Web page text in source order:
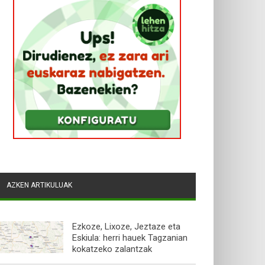
AZKEN ARTIKULUAK
Ezkoze, Lixoze, Jeztaze eta
Eskiula: herri hauek Tagzanian
kokatzeko zalantzak